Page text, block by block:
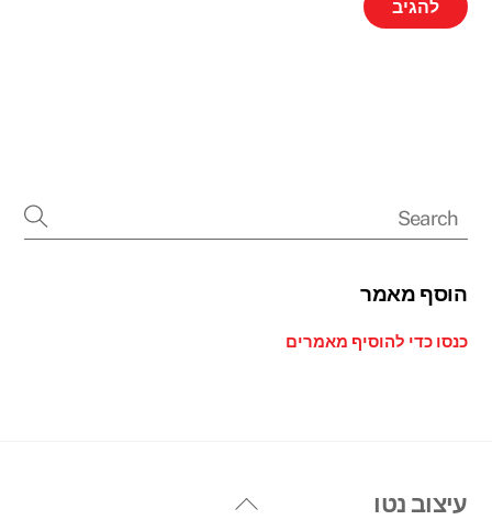
הוסף מאמר
כנסו כדי להוסיף מאמרים
Back
עיצוב נטו